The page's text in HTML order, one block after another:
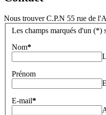
Nous trouver C.P.N 55 rue de
Les champs marqués d'un (*)
Nom*
Prénom
E-mail*